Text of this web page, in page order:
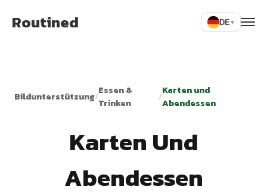
Routined DE▾
Bildunterstützung/Essen &
Trinken
/Karten und
Abendessen
Karten Und
Abendessen